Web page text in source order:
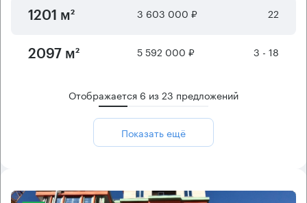
1201 м² 3 603 000 ₽ 22
2097 м² 5 592 000 ₽ 3 - 18
Отображается 6 из23 предложений
Показать ещё